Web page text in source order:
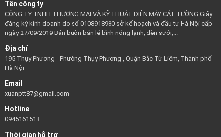
Tên công ty
CÔNG TY TNHH THƯƠNG MẠI VÀ KỸ THUẬT ĐIỆN MÁY CÁT TƯỜNG Giấy
đăng ký kinh doanh do số 0108918980 sở kế hoạch và đầu tư Hà Nội cấp
ngày 27/09/2019 Bán buôn bán lẻ bình nóng lạnh, đèn sưởi,...
Địa chỉ
195 Thụy Phương - Phường Thụy Phương , Quận Bắc Từ Liêm, Thành phố
Hà Nội
Email
xuanptt87@gmail.com
Hotline
0945161518
Thời gian hỗ trợ